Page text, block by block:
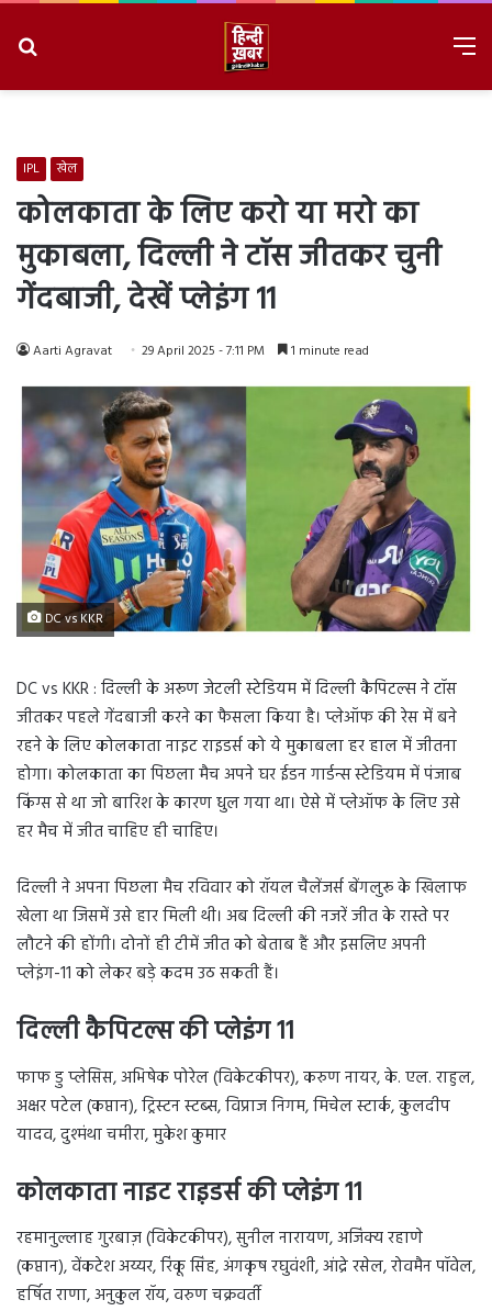
IPL खेल
कोलकाता के लिए करो या मरो का
मुकाबला, दिल्ली ने टॉस जीतकर चुनी
गेंदबाजी, देखें प्लेइंग 11
Aarti Agravat 29 April 2025 - 7:11 PM 1 minute read
DC vs KKR
DC vs KKR : दिल्ली के अरूण जेटली स्टेडियम में दिल्ली कैपिटल्स ने टॉस
जीतकर पहले गेंदबाजी करने का फैसला किया है। प्लेऑफ की रेस में बने
रहने के लिए कोलकाता नाइट राइडर्स को ये मुकाबला हर हाल में जीतना
होगा। कोलकाता का पिछला मैच अपने घर ईडन गार्डन्स स्टेडियम में पंजाब
किंग्स से था जो बारिश के कारण धुल गया था। ऐसे में प्लेऑफ के लिए उसे
हर मैच में जीत चाहिए ही चाहिए।
दिल्ली ने अपना पिछला मैच रविवार को रॉयल चैलेंजर्स बेंगलुरू के खिलाफ
खेला था जिसमें उसे हार मिली थी। अब दिल्ली की नजरें जीत के रास्ते पर
लौटने की होंगी। दोनों ही टीमें जीत को बेताब हैं और इसलिए अपनी
प्लेइंग-11 को लेकर बड़े कदम उठ सकती हैं।
दिल्ली कैपिटल्स की प्लेइंग 11
फाफ डु प्लेसिस, अभिषेक पोरेल (विकेटकीपर), करुण नायर, के. एल. राहुल,
अक्षर पटेल (कप्तान), ट्रिस्टन स्टब्स, विप्राज निगम, मिचेल स्टार्क, कुलदीप
यादव, दुश्मंथा चमीरा, मुकेश कुमार
कोलकाता नाइट राइ़डर्स की प्लेइंग 11
रहमानुल्लाह गुरबाज़ (विकेटकीपर), सुनील नारायण, अजिंक्य रहाणे
(कप्तान), वेंकटेश अय्यर, रिंकू सिंह, अंगकृष रघुवंशी, आंद्रे रसेल, रोवमैन पॉवेल,
हर्षित राणा, अनुकुल रॉय, वरुण चक्रवर्ती